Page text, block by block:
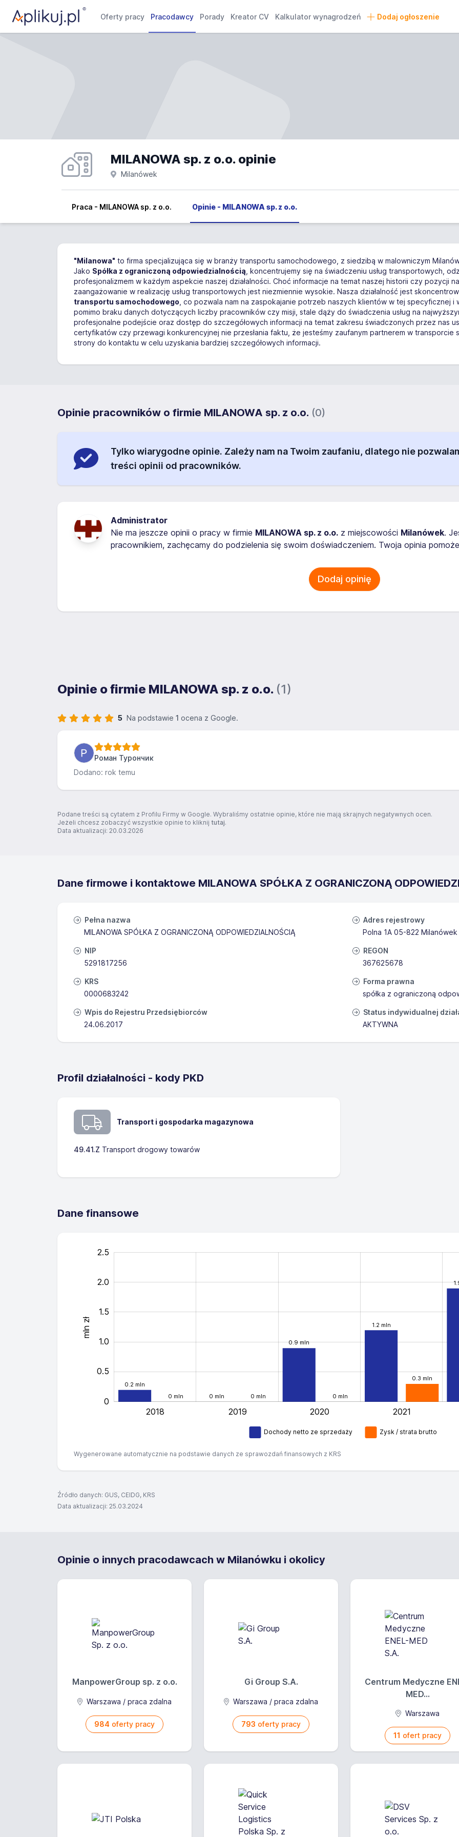
Oferty pracy Pracodawcy Porady Kreator CV Kalkulator wynagrodzeń Dodaj ogłoszenie
MILANOWA sp. z o.o. opinie
Milanówek
Praca - MILANOWA sp. z o.o. Opinie - MILANOWA sp. z o.o.
"Milanowa" to firma specjalizująca się w branży transportu samochodowego, z siedzibą w malowniczym
Jako Spółka z ograniczoną odpowiedzialnością , koncentrujemy się na świadczeniu usług transportowych,
profesjonalizmem w każdym aspekcie naszej działalności. Choć informacje na temat naszej historii czy pozycji
zaangażowanie w realizację usług transportowych jest niezmiennie wysokie. Nasza działalność jest
transportu samochodowego , co pozwala nam na zaspokajanie potrzeb naszych klientów w tej specyficznej
pomimo braku danych dotyczących liczby pracowników czy misji, stale dąży do świadczenia usług na
profesjonalne podejście oraz dostęp do szczegółowych informacji na temat zakresu świadczonych przez nas
certyfikatów czy przewagi konkurencyjnej nie przesłania faktu, że jesteśmy zaufanym partnerem w transporcie
strony do kontaktu w celu uzyskania bardziej szczegółowych informacji.
Opinie pracowników o firmie MILANOWA sp. z o.o. (0)
Tylko wiarygodne opinie. Zależy nam na Twoim zaufaniu, dlatego nie
treści opinii od pracowników.
Administrator
Nie ma jeszcze opinii o pracy w firmie MILANOWA sp. z o.o. z miejscowości Milanówek.
pracownikiem, zachęcamy do podzielenia się swoim doświadczeniem. Twoja opinia
Dodaj opinię
Opinie o firmie MILANOWA sp. z o.o. (1)
5 Na podstawie 1 ocena z Google.
Роман Турончик
Dodano: rok temu
Podane treści są cytatem z Profilu Firmy w Google. Wybraliśmy ostatnie opinie, które nie mają skrajnych negatywnych ocen.
Jeżeli chcesz zobaczyć wszystkie opinie to kliknij tutaj.
Data aktualizacji: 20.03.2026
Dane firmowe i kontaktowe MILANOWA SPÓŁKA Z OGRANICZONĄ
Pełna nazwa
MILANOWA SPÓŁKA Z OGRANICZONĄ ODPOWIEDZIALNOŚCIĄ
Adres rejestrowy
Polna 1A 05-822 Milanówek
NIP
5291817256
REGON
367625678
KRS
0000683242
Forma prawna
spółka z ograniczoną
Wpis do Rejestru Przedsiębiorców
24.06.2017
Status indywidualnej
AKTYWNA
Profil działalności - kody PKD
Transport i gospodarka magazynowa
49.41.Z Transport drogowy towarów
Dane finansowe
0.2 mln
0 mln
0.9 mln
1.2 mln
0 mln 0 mln 0 mln
0.3 mln
mln zł
0
0.5
1.0
1.5
2.0
2.5
2018 2019 2020 2021
Dochody netto ze sprzedaży Zysk / strata brutto
Wygenerowane automatycznie na podstawie danych ze sprawozdań finansowych z KRS
Źródło danych: GUS, CEIDG, KRS
Data aktualizacji: 25.03.2024
Opinie o innych pracodawcach w Milanówku i okolicy
ManpowerGroup sp. z o.o.
Warszawa / praca zdalna
984 oferty pracy
Gi Group S.A.
Warszawa / praca zdalna
793 oferty pracy
Centrum Medyczne
MED...
Warszawa
11 ofert pracy